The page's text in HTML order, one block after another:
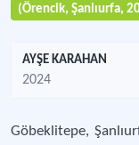
(Örencik, Şanlıurfa,
AYŞE KARAHAN
2024
Göbeklitepe,